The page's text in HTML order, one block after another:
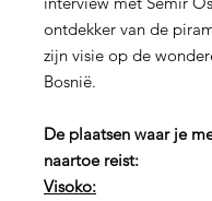
ontdekker van de
zijn visie op de
Bosnië.
De plaatsen waar je
naartoe reist:
Visoko: